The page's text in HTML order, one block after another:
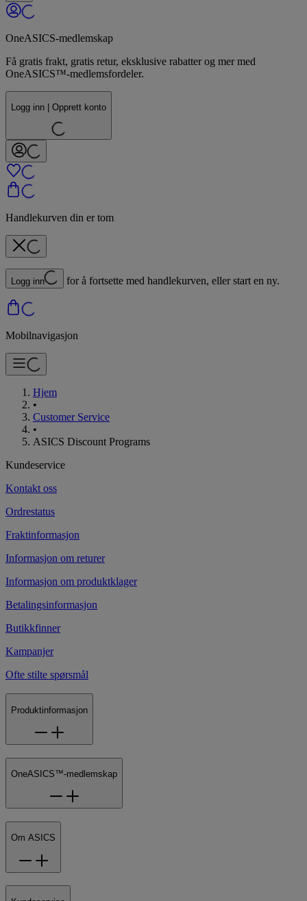
OneASICS-medlemskap
Få gratis frakt, gratis retur, eksklusive rabatter og mer med
OneASICS™-medlemsfordeler.
Logg inn | Opprett konto
Handlekurven din er tom
Logg inn for å fortsette med handlekurven, eller start en ny.
Mobilnavigasjon
Hjem
•
Customer Service
•
ASICS Discount Programs
Kundeservice
Kontakt oss
Ordrestatus
Fraktinformasjon
Informasjon om returer
Informasjon om produktklager
Betalingsinformasjon
Butikkfinner
Kampanjer
Ofte stilte spørsmål
Produktinformasjon
OneASICS™-medlemskap
Om ASICS